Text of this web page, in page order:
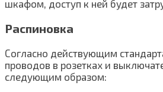
шкафом, доступ к ней будет
Распиновка
Согласно действующим
проводов в розетках и
следующим образом: